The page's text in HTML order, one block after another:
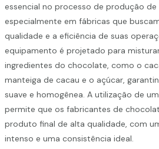
essencial no processo de produção
especialmente em fábricas que
qualidade e a eficiência de suas
equipamento é projetado para
ingredientes do chocolate, como o
manteiga de cacau e o açúcar,
suave e homogênea. A utilização de
permite que os fabricantes de
produto final de alta qualidade, com
intenso e uma consistência ideal.